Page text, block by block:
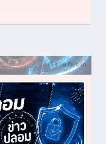
3 วัน ที่ผ่านมา